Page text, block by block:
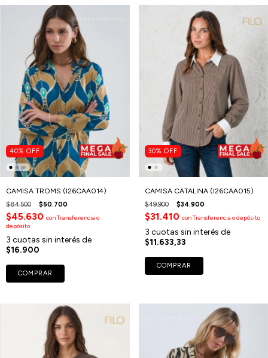
40% OFF
CAMISA TROMS (I26CAA014)
$84.500 $50.700
$45.630 conTransferencia o
depósito
3 cuotas sin interés de
$16.900
COMPRAR
30% OFF
CAMISA CATALINA (I26CAA015)
$49.900 $34.900
$31.410 conTransferencia o depósito
3 cuotas sin interés de
$11.633,33
COMPRAR